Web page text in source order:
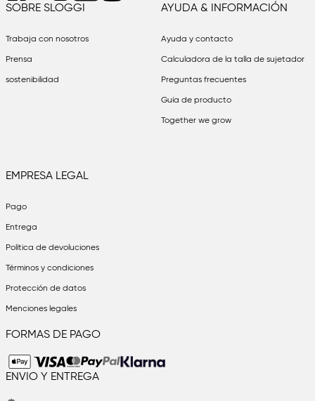
Finlandia
Francia
Israel
Italia
SOBRE SLOGGI
Trabaja con nosotros
Prensa
sostenibilidad
AYUDA & INFORMACIÓN
Ayuda y contacto
Calculadora de la talla de sujetador
Preguntas frecuentes
Guía de producto
Together we grow
EMPRESA LEGAL
Pago
Entrega
Política de devoluciones
Términos y condiciones
Protección de datos
Menciones legales
FORMAS DE PAGO
ENVIO Y ENTREGA